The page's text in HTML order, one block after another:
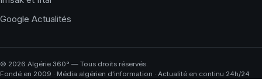
Google Actualités
© 2026 Algérie 360° — Tous droits réservés.
Fondé en 2009 · Média algérien d'information · Actualité en continu 24h/24